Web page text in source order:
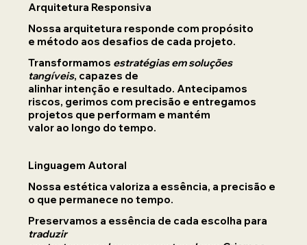
Arquitetura Responsiva
Nossa arquitetura responde com propósito
e método aos desafios de cada projeto.
Transformamos estratégias em soluções
tangíveis, capazes de
alinhar intenção e resultado. Antecipamos
riscos, gerimos com precisão e entregamos
projetos que performam e mantém
valor ao longo do tempo.
Linguagem Autoral
Nossa estética valoriza a essência, a precisão e
o que permanece no tempo.
Preservamos a essência de cada escolha para
traduzir